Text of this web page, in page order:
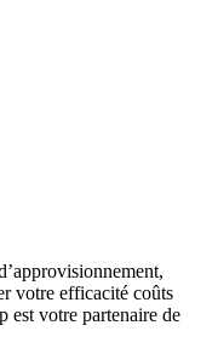
votre efficacité coûts
est votre partenaire de